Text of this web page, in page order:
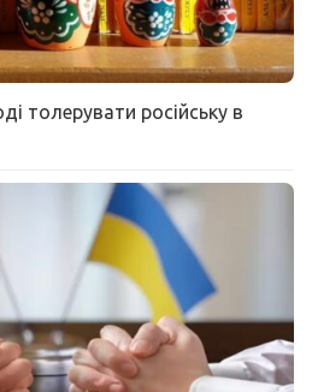
толерувати російську в